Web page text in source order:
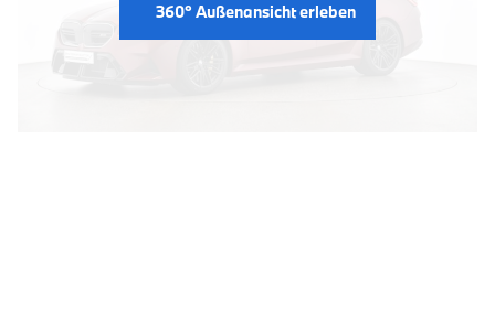
360° Außenansicht erleben